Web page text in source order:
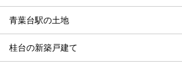
青葉台駅の土地
桂台の新築戸建て